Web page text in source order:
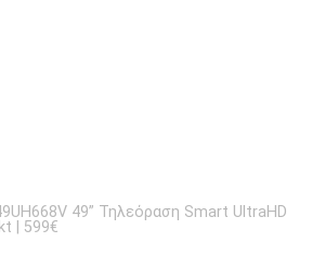
49” Τηλεόραση Smart UltraHD
| 599€